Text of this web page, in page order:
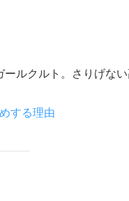
ルクルト。さりげな
する理由